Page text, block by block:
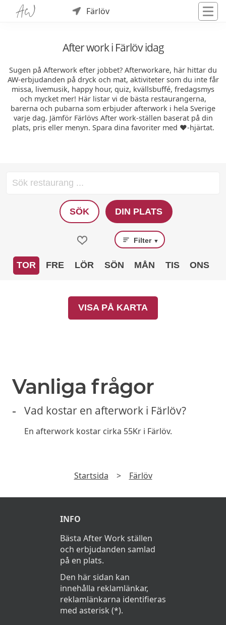
Färlöv
After work i Färlöv idag
Sugen på Afterwork efter jobbet? Afterworkare, här hittar du
AW-erbjudanden på dryck och mat, aktiviteter som du inte får
missa, livemusik, happy hour, quiz, kvällsbuffé, fredagsmys
och mycket mer! Här listar vi de bästa restaurangerna,
barerna och pubarna som erbjuder afterwork i hela Sverige
varje dag. Jämför Färlövs After work-ställen baserat på din
plats, pris eller menyn. Spara dina favoriter med ❤️-hjärtat.
SÖK DIN PLATS
Filter ▼
TOR FRE LÖR SÖN MÅN TIS ONS
VISA PÅ KARTA
Vanliga frågor
Vad kostar en afterwork i Färlöv?
En afterwork kostar cirka 55Kr i Färlöv.
Startsida > Färlöv
INFO
Bästa After Work ställen
och erbjudanden samlad
på en plats.
Den här sidan kan
innehålla reklamlänkar,
reklamlänkarna identifieras
med asterisk (*).